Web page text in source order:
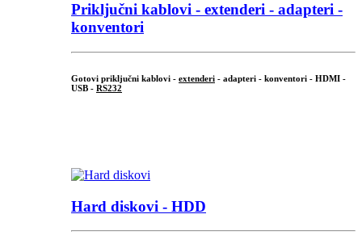
Priključni kablovi - extenderi - adapteri -
konventori
Gotovi priključni kablovi - extenderi - adapteri - konventori - HDMI -
USB - RS232
Hard diskovi - HDD